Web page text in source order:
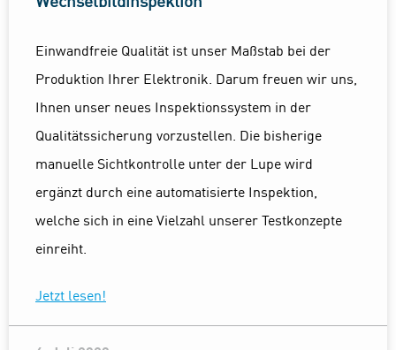
Einwandfreie Qualität ist unser Maßstab bei der
Produktion Ihrer Elektronik. Darum freuen wir uns,
Ihnen unser neues Inspektionssystem in der
Qualitätssicherung vorzustellen. Die bisherige
manuelle Sichtkontrolle unter der Lupe wird
ergänzt durch eine automatisierte Inspektion,
welche sich in eine Vielzahl unserer Testkonzepte
einreiht.
Jetzt lesen!